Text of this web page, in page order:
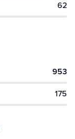
62
953
175